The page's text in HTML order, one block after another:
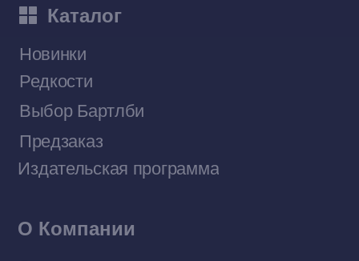
Договор оферты
© 2026 Все права защищены
Приобрести книги на Ozon